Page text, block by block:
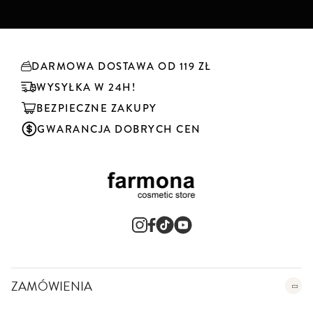
k
t
e
r
DARMOWA DOSTAWA OD 119 ZŁ
WYSYŁKA W 24H!
BEZPIECZNE ZAKUPY
GWARANCJA DOBRYCH CEN
ZAMÓWIENIA